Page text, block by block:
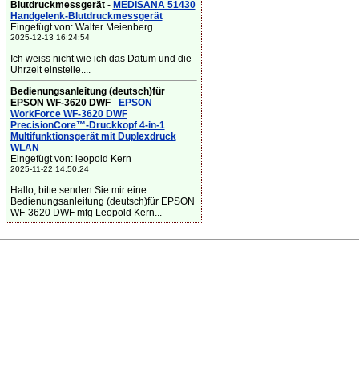
Blutdruckmessgerät- MEDISANA 51430
Handgelenk-Blutdruckmessgerät
Eingefügt von: Walter Meienberg
2025-12-13 16:24:54
Ich weiss nicht wie ich das Datum und die
Uhrzeit einstelle....
Bedienungsanleitung (deutsch)für
EPSON WF-3620 DWF- EPSON
WorkForce WF-3620 DWF
PrecisionCore™-Druckkopf 4-in-1
Multifunktionsgerät mit Duplexdruck
WLAN
Eingefügt von: leopold Kern
2025-11-22 14:50:24
Hallo, bitte senden Sie mir eine
Bedienungsanleitung (deutsch)für EPSON
WF-3620 DWF mfg Leopold Kern...